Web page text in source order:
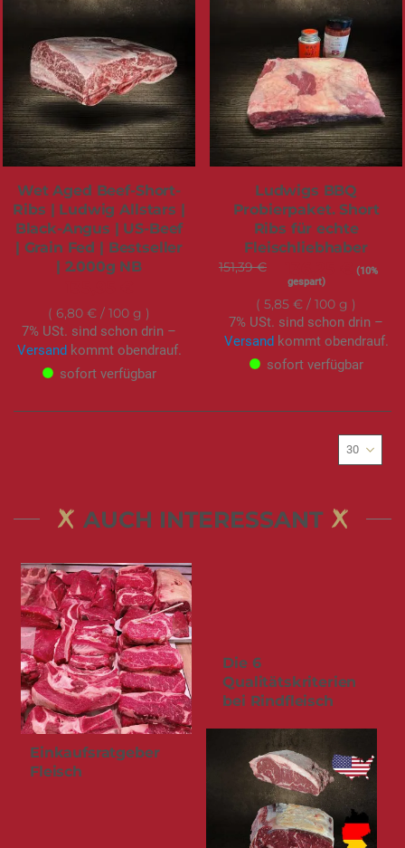
Wet Aged Beef-Short-
Ribs | Ludwig Allstars |
Black-Angus | US-Beef
| Grain Fed | Bestseller
| 2.000g NB
6,80 € / 100 g
7% USt. sind schon drin –
Versand kommt obendrauf.
sofort verfügbar
Ludwigs BBQ
Probierpaket. Short
Ribs für echte
Fleischliebhaber
151,39 € Sonderangebot(10%
gespart)
5,85 € / 100 g
7% USt. sind schon drin –
Versand kommt obendrauf.
sofort verfügbar
AUCH INTERESSANT
Einkaufsratgeber
Fleisch
Die 6
Qualitätskriterien
bei Rindfleisch